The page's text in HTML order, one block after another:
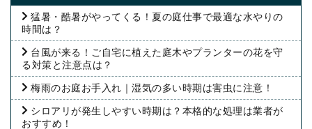
猛暑・酷暑がやってくる！夏の庭仕事で最適な水やりの
時間は？
台風が来る！ご自宅に植えた庭木やプランターの花を守
る対策と注意点は？
梅雨のお庭お手入れ｜湿気の多い時期は害虫に注意！
シロアリが発生しやすい時期は？本格的な処理は業者が
おすすめ！